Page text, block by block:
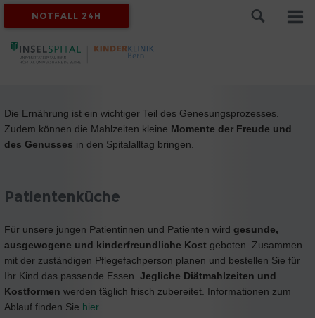
NOTFALL 24H
Die Ernährung ist ein wichtiger Teil des Genesungsprozesses.
Zudem können die Mahlzeiten kleine Momente der Freude und
des Genusses in den Spitalalltag bringen.
Patientenküche
Für unsere jungen Patientinnen und Patienten wird gesunde,
ausgewogene und kinderfreundliche Kost geboten. Zusammen
mit der zuständigen Pflegefachperson planen und bestellen Sie für
Ihr Kind das passende Essen. Jegliche Diätmahlzeiten und
Kostformen werden täglich frisch zubereitet. Informationen zum
Ablauf finden Sie hier.